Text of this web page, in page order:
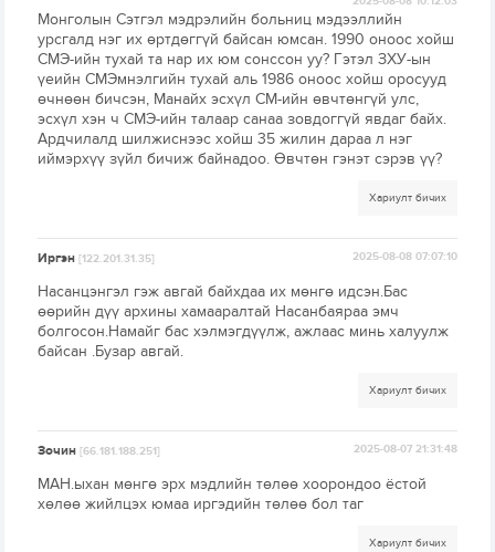
Монголын Сэтгэл мэдрэлийн больниц мэдээллийн
урсгалд нэг их өртдөггүй байсан юмсан. 1990 оноос хойш
СМЭ-ийн тухай та нар их юм сонссон уу? Гэтэл ЗХУ-ын
үеийн СМЭмнэлгийн тухай аль 1986 оноос хойш оросууд
өчнөөн бичсэн, Манайх эсхүл СМ-ийн өвчтөнгүй улс,
эсхүл хэн ч СМЭ-ийн талаар санаа зовдоггүй явдаг байх.
Ардчилалд шилжиснээс хойш 35 жилин дараа л нэг
иймэрхүү зүйл бичиж байнадоо. Өвчтөн гэнэт сэрэв үү?
Хариулт бичих
Иргэн[122.201.31.35] 2025-08-08 07:07:10
Насанцэнгэл гэж авгай байхдаа их мөнгө идсэн.Бас
өөрийн дүү архины хамааралтай Насанбаяраа эмч
болгосон.Намайг бас хэлмэгдүүлж, ажлаас минь халуулж
байсан .Бузар авгай.
Хариулт бичих
Зочин[66.181.188.251] 2025-08-07 21:31:48
МАН.ыхан мөнгө эрх мэдлийн төлөө хоорондоо ёстой
хөлөө жийлцэх юмаа иргэдийн төлөө бол таг
Хариулт бичих